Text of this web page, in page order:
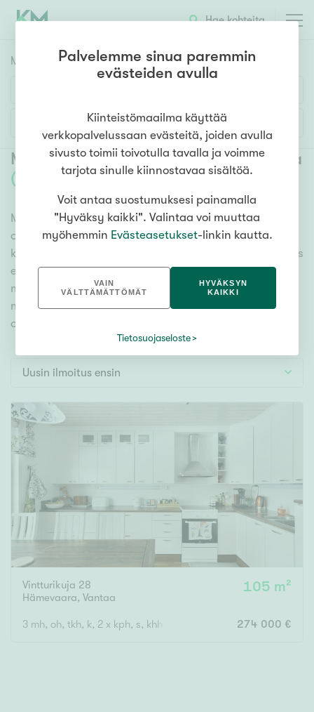
Hae kohteita
Myyntikohteet
1h 2h 3h 4h 5h+
Asuntotyyppi
Kerros-/luhtitalo
Rivitalo/paritalo
Omakoti-/erillistalo
Maa- tai metsätila
Vapaa-ajan asunto
Muut
Hinta
000
Lisää hakuehtoja
Myytävät asunnot Vantaa Hämevaara
(
Meiltä löydät myytävät asunnot Vantaa Hämevaara,
oli tarpeesi mikä vain! Tuhansien kohteiden ja satojen
kiinteistönvälittäjien verkostomme auttaa sinua kenties
elämäsi tärkeimmässä päätöksessä. Katso alta kaikki
myytävät asunnot Vantaa Hämevaara. Hyödynnä
myös kätevää hakutyökaluamme, jonka avulla löydät
omien toiveidesi mukaisen kodin.
Uusin ilmoitus ensin
Vintturikuja 28
Hämevaara, Vantaa
105 m²
3 mh, oh, tkh, k, 2 x kph, s, khh 274 000 €
Palvelemme sinua paremmin
evästeiden avulla
Kiinteistömaailma käyttää
verkkopalvelussaan evästeitä, joiden avulla
sivusto toimii toivotulla tavalla ja voimme
tarjota sinulle kiinnostavaa sisältöä.
Voit antaa suostumuksesi painamalla
"Hyväksy kaikki". Valintaa voi muuttaa
myöhemmin Evästeasetukset-linkin kautta.
VAIN
VÄLTTÄMÄTTÖMÄT
HYVÄKSYN
KAIKKI
Tietosuojaseloste